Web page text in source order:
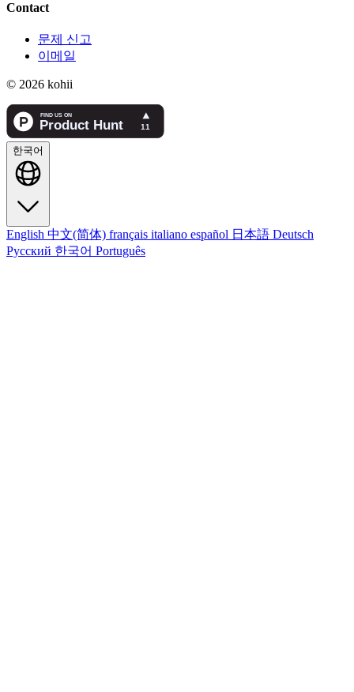
Contact
문제 신고
이메일
© 2026 kohii
한국어
English 中文(简体) français italiano español 日本語 Deutsch
Русский 한국어 Português